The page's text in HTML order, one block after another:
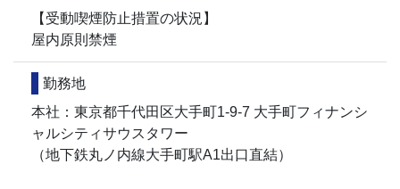
【受動喫煙防止措置の状況】
屋内原則禁煙
勤務地
本社：東京都千代田区大手町1-9-7 大手町フィナンシ
ャルシティサウスタワー
（地下鉄丸ノ内線大手町駅A1出口直結）